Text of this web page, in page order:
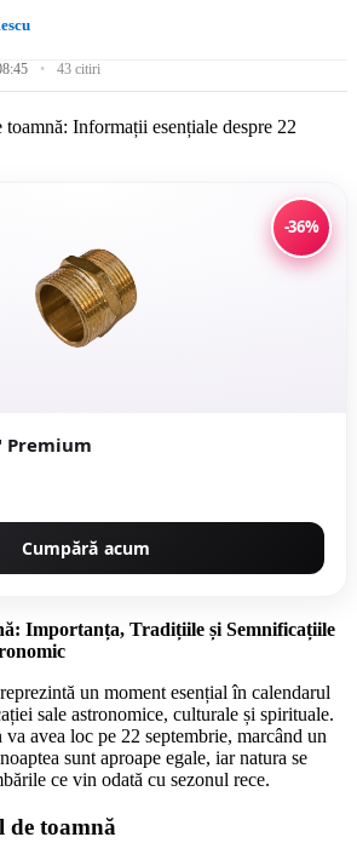
43 citiri
-36%
Niplu alama 3/8" Premium
Cumpără acum
Importanța, Tradițiile și Semnificațiile
un moment esențial în calendarul
sale astronomice, culturale și spirituale.
avea loc pe 22 septembrie, marcând un
sunt aproape egale, iar natura se
ce vin odată cu sezonul rece.
de toamnă